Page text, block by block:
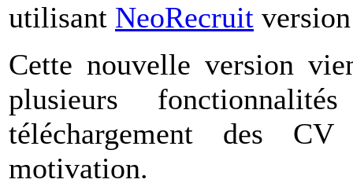
utilisant NeoRecruit
Cette nouvelle version
plusieurs
téléchargement des
motivation.